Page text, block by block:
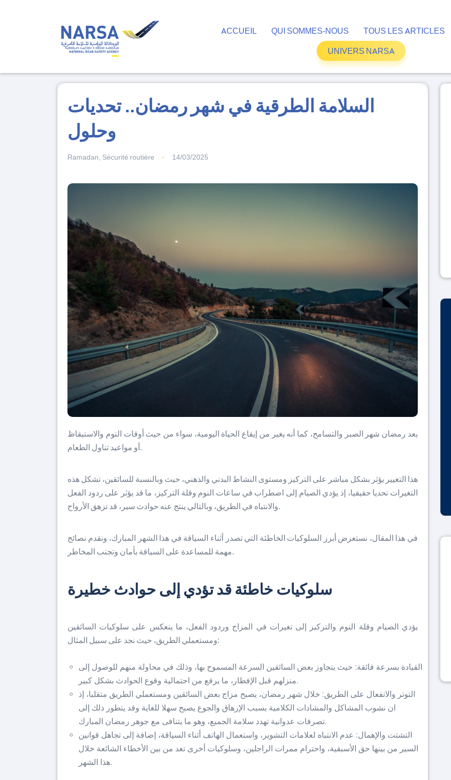
ACCUEIL QUI SOMMES-NOUS TOUS LES ARTICLES
UNIVERS NARSA
السلامة الطرقية في شهر رمضان.. تحديات
وحلول
Ramadan Sécurité routière 14/03/2025
يعد رمضان شهر الصبر والتسامح، كما أنه يغير من إيقاع الحياة اليومية، سواء من حيث أوقات النوم والاستيقاظ
أو مواعيد تناول الطعام.
هذا التغيير يؤثر بشكل مباشر على التركيز ومستوى النشاط البدني والذهني، حيث وبالنسبة للسائقين، تشكل هذه
التغيرات تحديا حقيقيا، إذ يؤدي الصيام إلى اضطراب في ساعات النوم وقلة التركيز، ما قد يؤثر على ردود الفعل
والانتباه في الطريق، وبالتالي ينتج عنه حوادث سير، قد تزهق الأرواح.
في هذا المقال، نستعرض أبرز السلوكيات الخاطئة التي تصدر أثناء السياقة في هذا الشهر المبارك، ونقدم نصائح
مهمة للمساعدة على السياقة بأمان وتجنب المخاطر.
سلوكيات خاطئة قد تؤدي إلى حوادث خطيرة
يؤدي الصيام وقلة النوم والتركيز إلى تغيرات في المزاج وردود الفعل، ما ينعكس على سلوكيات السائقين
ومستعملي الطريق، حيث نجد على سبيل المثال:
القيادة بسرعة فائقة: حيث يتجاوز بعض السائقين السرعة المسموح بها، وذلك في محاولة منهم للوصول إلى
منزلهم قبل الإفطار، ما يرفع من احتمالية وقوع الحوادث بشكل كبير.
التوتر والانفعال على الطريق: خلال شهر رمضان، يصبح مزاج بعض السائقين ومستعملي الطريق متقلبا، إذ
ان نشوب المشاكل والمشادات الكلامية بسبب الإرهاق والجوع يصبح سهلا للغاية وقد يتطور ذلك إلى
تصرفات عدوانية تهدد سلامة الجميع، وهو ما يتنافى مع جوهر رمضان المبارك.
التشتت والإهمال: عدم الانتباه لعلامات التشوير، واستعمال الهاتف أثناء السياقة، إضافة إلى تجاهل قوانين
السير من بينها حق الأسبقية، واحترام ممرات الراجلين، وسلوكيات أخرى تعد من بين الأخطاء الشائعة خلال
هذا الشهر.